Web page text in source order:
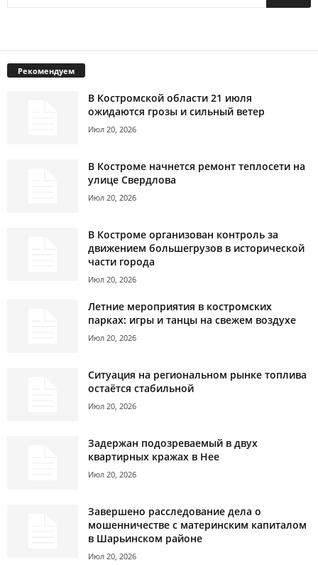
Рекомендуем
В Костромской области 21 июля
ожидаются грозы и сильный ветер
Июл 20, 2026
В Костроме начнется ремонт теплосети на
улице Свердлова
Июл 20, 2026
В Костроме организован контроль за
движением большегрузов в исторической
части города
Июл 20, 2026
Летние мероприятия в костромских
парках: игры и танцы на свежем воздухе
Июл 20, 2026
Ситуация на региональном рынке топлива
остаётся стабильной
Июл 20, 2026
Задержан подозреваемый в двух
квартирных кражах в Нее
Июл 20, 2026
Завершено расследование дела о
мошенничестве с материнским капиталом
в Шарьинском районе
Июл 20, 2026